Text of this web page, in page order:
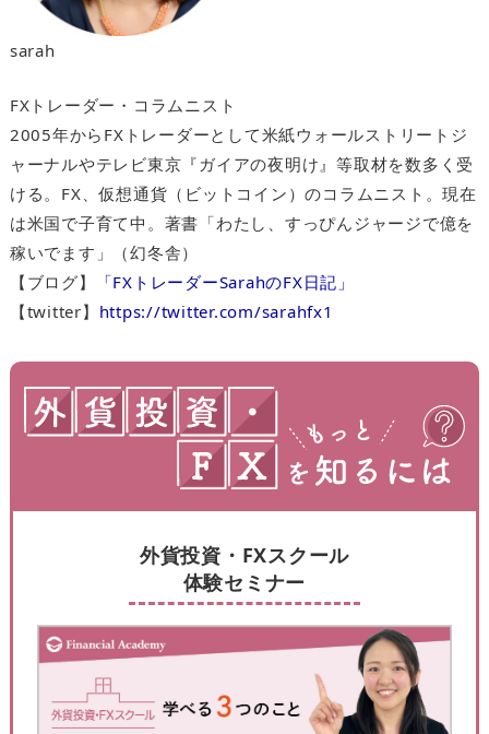
sarah
FXトレーダー・コラムニスト
2005年からFXトレーダーとして米紙ウォールストリートジ
ャーナルやテレビ東京『ガイアの夜明け』等取材を数多く受
ける。FX、仮想通貨（ビットコイン）のコラムニスト。現在
は米国で子育て中。著書「わたし、すっぴんジャージで億を
稼いでます」（幻冬舎）
【ブログ】
「FXトレーダーSarahのFX日記」
【twitter】 https://twitter.com/sarahfx1
外貨投資・FXスクール
体験セミナー